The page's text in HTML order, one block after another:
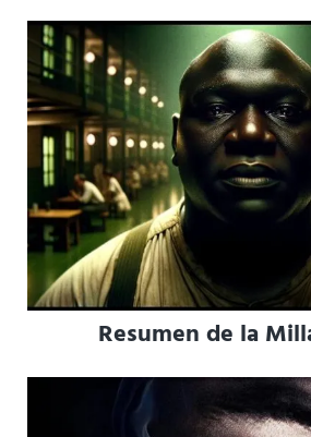
Resumen de la